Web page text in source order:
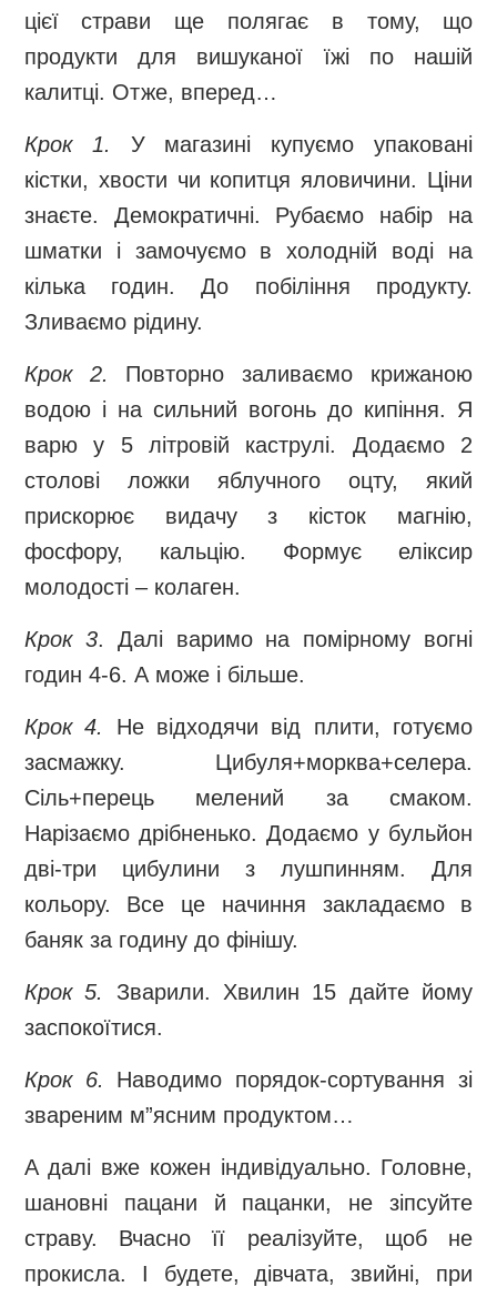
цієї страви ще полягає в тому, що
продукти для вишуканої їжі по нашій
калитці. Отже, вперед…
Крок 1.
У магазині купуємо упаковані
кістки, хвости чи копитця яловичини. Ціни
знаєте. Демократичні. Рубаємо набір на
шматки і замочуємо в холодній воді на
кілька годин. До побіління продукту.
Зливаємо рідину.
Крок 2.
Повторно заливаємо крижаною
водою і на сильний вогонь до кипіння. Я
варю у 5 літровій каструлі. Додаємо 2
столові ложки яблучного оцту, який
прискорює видачу з кісток магнію,
фосфору, кальцію. Формує еліксир
молодості – колаген.
Крок 3. Далі варимо на помірному вогні
годин 4-6. А може і більше.
Крок 4.
Не відходячи від плити, готуємо
засмажку. Цибуля+морква+селера.
Сіль+перець мелений за смаком.
Нарізаємо дрібненько. Додаємо у бульйон
дві-три цибулини з лушпинням. Для
кольору. Все це начиння закладаємо в
баняк за годину до фінішу.
Крок 5.
Зварили. Хвилин 15 дайте йому
заспокоїтися.
Крок 6.
Наводимо порядок-сортування зі
звареним м”ясним продуктом…
А далі вже кожен індивідуально. Головне,
шановні пацани й пацанки, не зіпсуйте
страву. Вчасно її реалізуйте, щоб не
прокисла. І будете, дівчата, звийні, при